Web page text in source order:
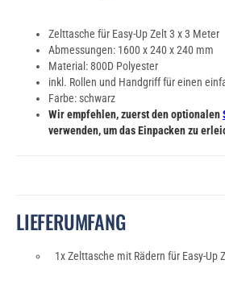
Zelttasche für Easy-Up Zelt 3 x 3 Meter
Abmessungen: 1600 x 240 x 240 mm
Material: 800D Polyester
inkl. Rollen und Handgriff für einen
Farbe: schwarz
Wir empfehlen, zuerst den optionalen
verwenden, um das Einpacken zu
LIEFERUMFANG
1x Zelttasche mit Rädern für Easy-Up